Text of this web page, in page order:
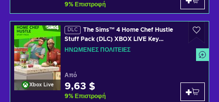
9% Επιστροφή
Xbox Live
DLC
The Sims™ 4 Home Chef Hustle
Stuff Pack (DLC) XBOX LIVE Key
UNITED STATES
ΗΝΩΜΈΝΕΣ ΠΟΛΙΤΕΊΕΣ
Από
9,63 $
9% Επιστροφή